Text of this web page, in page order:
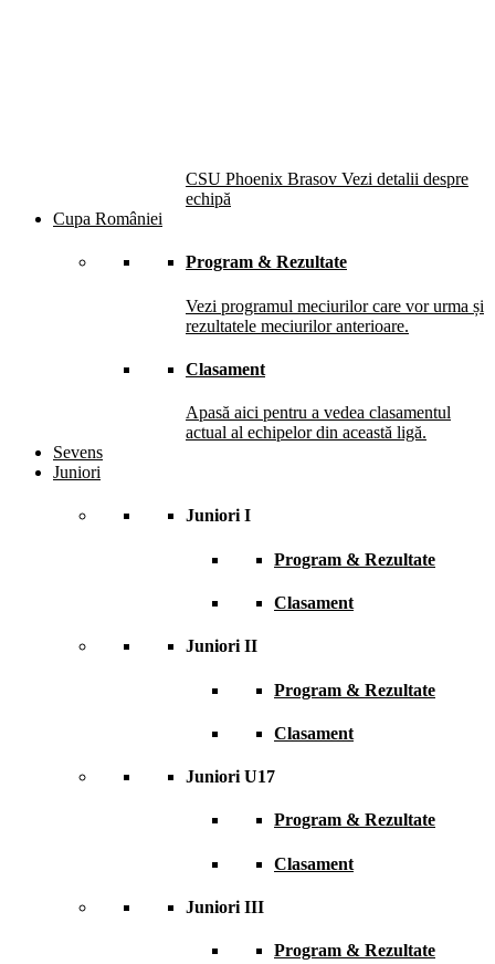
CSU Phoenix Brasov Vezi detalii despre
echipă
Cupa României
Program & Rezultate
Vezi programul meciurilor care vor urma și
rezultatele meciurilor anterioare.
Clasament
Apasă aici pentru a vedea clasamentul
actual al echipelor din această ligă.
Sevens
Juniori
Juniori I
Program & Rezultate
Clasament
Juniori II
Program & Rezultate
Clasament
Juniori U17
Program & Rezultate
Clasament
Juniori III
Program & Rezultate